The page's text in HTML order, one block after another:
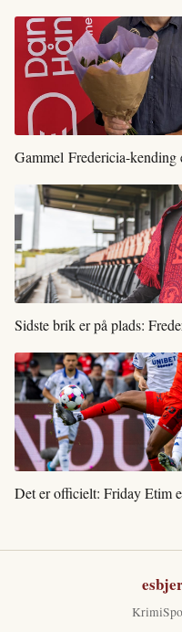
Gammel Fredericia-
Sidste brik er på plads:
Det er officielt: Friday Etim
Krimi